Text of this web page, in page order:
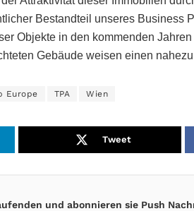
Bestandteil unseres Business
Objekte in den kommenden
Gebäude weisen einen
Europe TPA Wien
Tweet
und abonnieren sie Push